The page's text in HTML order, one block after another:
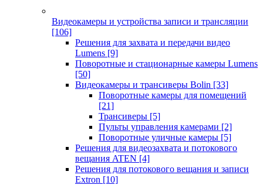
Видеокамеры и устройства записи и трансляции
[106]
Решения для захвата и передачи видео
Lumens [9]
Поворотные и стационарные камеры Lumens
[50]
Видеокамеры и трансиверы Bolin [33]
Поворотные камеры для помещений
[21]
Трансиверы [5]
Пульты управления камерами [2]
Поворотные уличные камеры [5]
Решения для видеозахвата и потокового
вещания ATEN [4]
Решения для потокового вещания и записи
Extron [10]